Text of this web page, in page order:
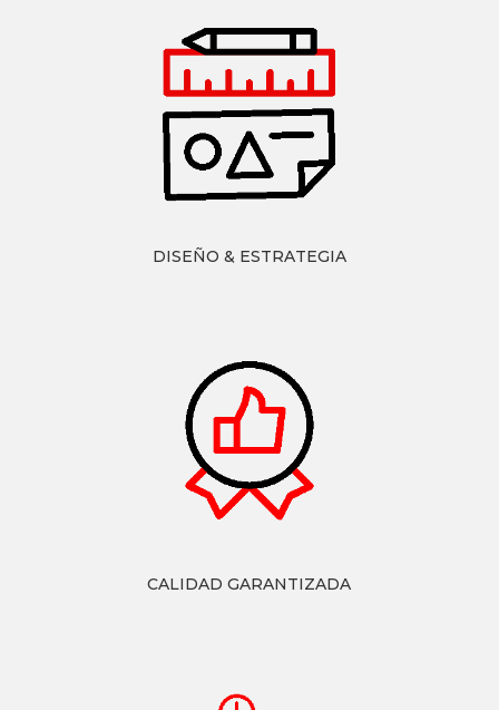
DISEÑO & ESTRATEGIA
CALIDAD GARANTIZADA